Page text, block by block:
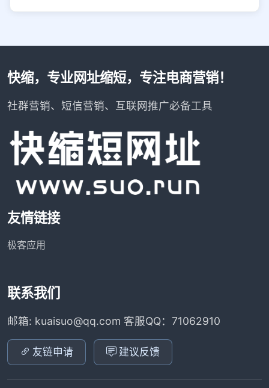
快缩，专业网址缩短，专注电商营销！
社群营销、短信营销、互联网推广必备工具
友情链接
极客应用
联系我们
邮箱: kuaisuo@qq.com 客服QQ：71062910
友链申请 建议反馈